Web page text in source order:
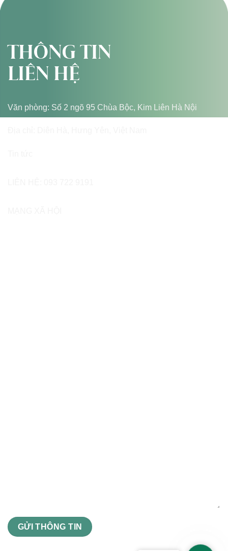
THÔNG TIN
LIÊN HỆ
Văn phòng: Số 2 ngõ 95 Chùa Bộc, Kim Liên Hà Nội